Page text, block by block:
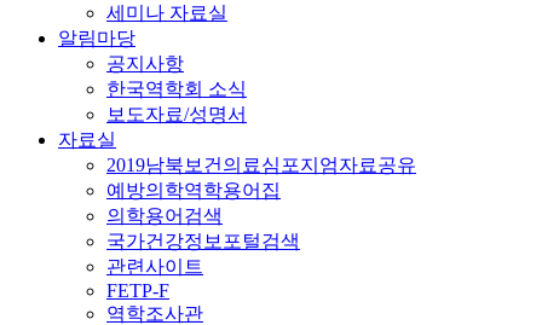
세미나 자료실
알림마당
공지사항
한국역학회 소식
보도자료/성명서
자료실
2019남북보건의료심포지엄자료공유
예방의학역학용어집
의학용어검색
국가건강정보포털검색
관련사이트
FETP-F
역학조사관